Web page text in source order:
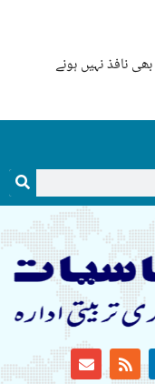
نافذ نہیں ہونے